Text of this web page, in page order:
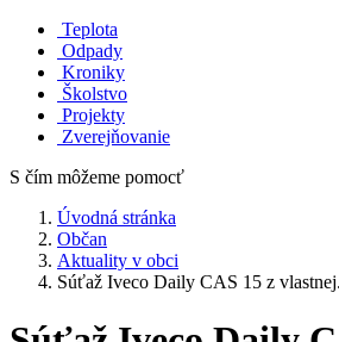
Teplota
Odpady
Kroniky
Školstvo
Projekty
Zverejňovanie
S čím môžeme pomocť
Úvodná stránka
Občan
Aktuality v obci
Súťaž Iveco Daily CAS 15 z